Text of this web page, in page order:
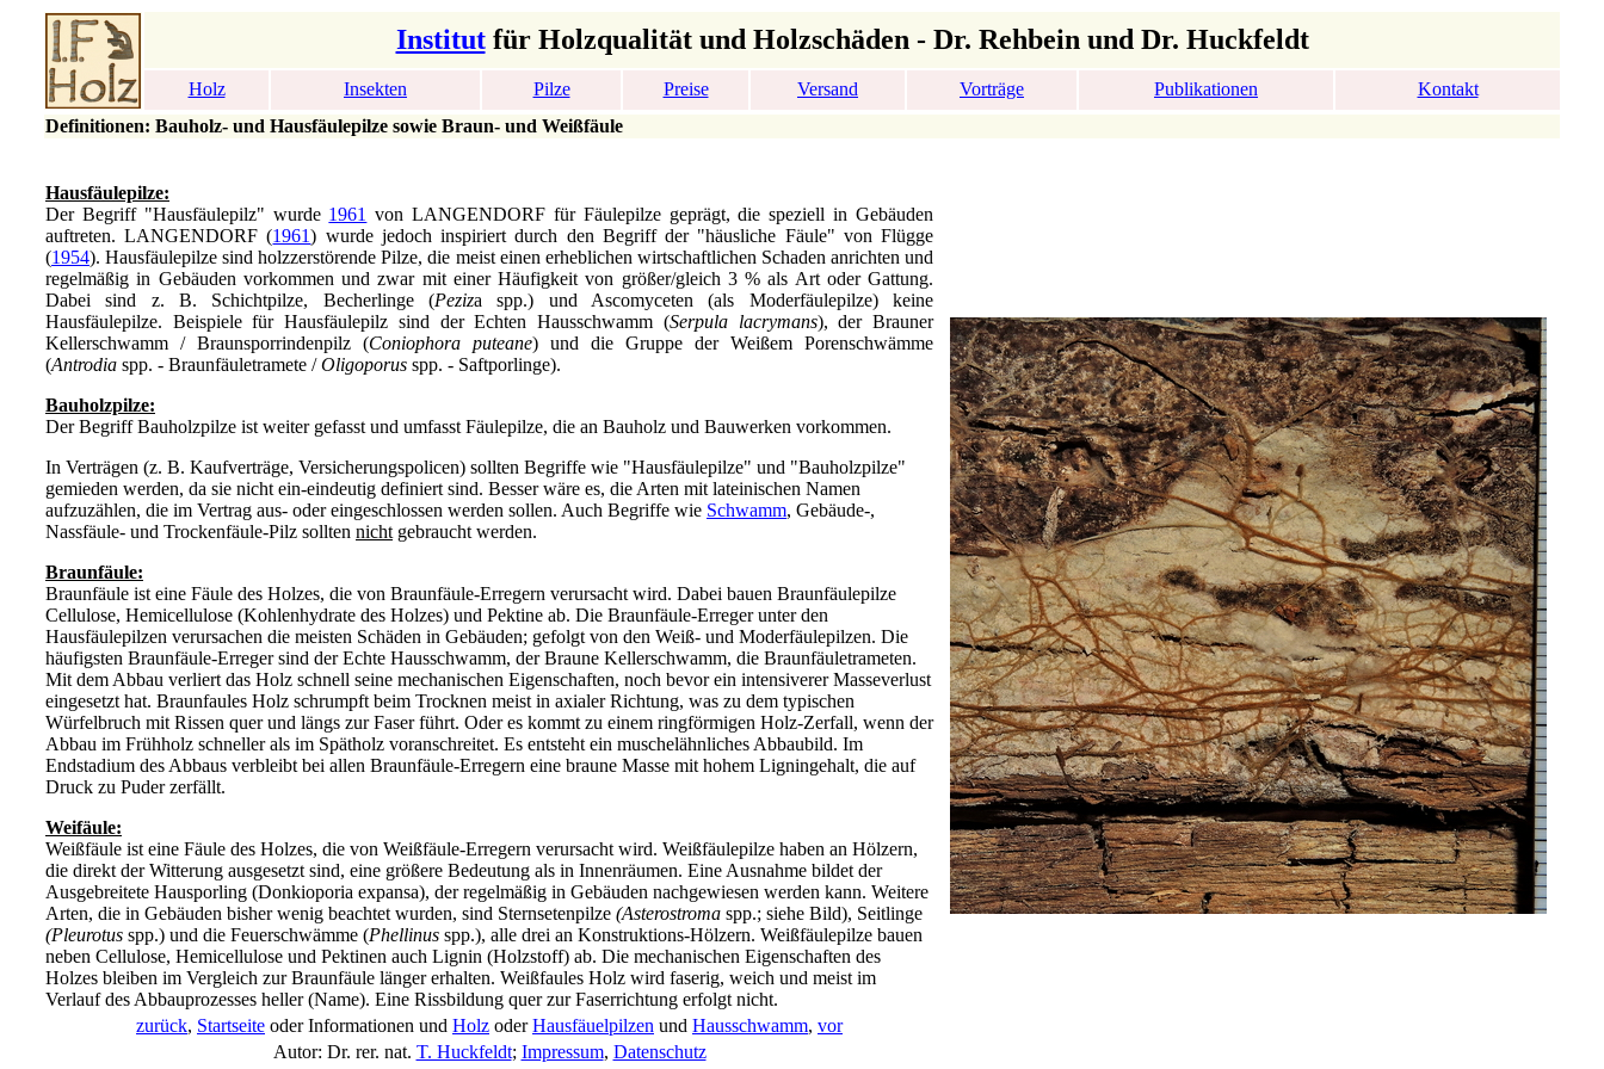
Institutfür Holzqualität und Holzschäden - Dr. Rehbein und Dr. Huckfeldt
Holz Insekten Pilze Preise Versand Vorträge Publikationen
Kontakt
Definitionen: Bauholz- und Hausfäulepilze sowie Braun- und Weißfäule
Hausfäulepilze:
Der Begriff "Hausfäulepilz" wurde 1961 von LANGENDORF für Fäulepilze geprägt, die speziell in Gebäuden
auftreten. LANGENDORF (1961) wurde jedoch inspiriert durch den Begriff der "häusliche Fäule" von Flügge
(1954). Hausfäulepilze sind holzzerstörende Pilze, die meist einen erheblichen wirtschaftlichen Schaden anrichten und
regelmäßig in Gebäuden vorkommen und zwar mit einer Häufigkeit von größer/gleich 3 % als Art oder Gattung.
Dabei sind z. B. Schichtpilze, Becherlinge (Peziza spp.) und Ascomyceten (als Moderfäulepilze) keine
Hausfäulepilze. Beispiele für Hausfäulepilz sind der Echten Hausschwamm (Serpula lacrymans), der Brauner
Kellerschwamm / Braunsporrindenpilz (Coniophora puteane) und die Gruppe der Weißem Porenschwämme
(Antrodia spp. - Braunfäuletramete /Oligoporus spp. - Saftporlinge).
Bauholzpilze:
Der Begriff Bauholzpilze ist weiter gefasst und umfasst Fäulepilze, die an Bauholz und Bauwerken vorkommen.
In Verträgen (z. B. Kaufverträge, Versicherungspolicen) sollten Begriffe wie "Hausfäulepilze" und "Bauholzpilze"
gemieden werden, da sie nicht ein-eindeutig definiert sind. Besser wäre es, die Arten mit lateinischen Namen
aufzuzählen, die im Vertrag aus- oder eingeschlossen werden sollen. Auch Begriffe wie Schwamm, Gebäude-,
Nassfäule- und Trockenfäule-Pilz sollten nicht gebraucht werden.
Braunfäule:
Braunfäule ist eine Fäule des Holzes, die von Braunfäule-Erregern verursacht wird. Dabei bauen Braunfäulepilze
Cellulose, Hemicellulose (Kohlenhydrate des Holzes) und Pektine ab. Die Braunfäule-Erreger unter den
Hausfäulepilzen verursachen die meisten Schäden in Gebäuden; gefolgt von den Weiß- und Moderfäulepilzen. Die
häufigsten Braunfäule-Erreger sind der Echte Hausschwamm, der Braune Kellerschwamm, die Braunfäuletrameten.
Mit dem Abbau verliert das Holz schnell seine mechanischen Eigenschaften, noch bevor ein intensiverer Masseverlust
eingesetzt hat. Braunfaules Holz schrumpft beim Trocknen meist in axialer Richtung, was zu dem typischen
Würfelbruch mit Rissen quer und längs zur Faser führt. Oder es kommt zu einem ringförmigen Holz-Zerfall, wenn der
Abbau im Frühholz schneller als im Spätholz voranschreitet. Es entsteht ein muschelähnliches Abbaubild. Im
Endstadium des Abbaus verbleibt bei allen Braunfäule-Erregern eine braune Masse mit hohem Ligningehalt, die auf
Druck zu Puder zerfällt.
Weifäule:
Weißfäule ist eine Fäule des Holzes, die von Weißfäule-Erregern verursacht wird. Weißfäulepilze haben an Hölzern,
die direkt der Witterung ausgesetzt sind, eine größere Bedeutung als in Innenräumen. Eine Ausnahme bildet der
Ausgebreitete Hausporling (Donkioporia expansa), der regelmäßig in Gebäuden nachgewiesen werden kann. Weitere
Arten, die in Gebäuden bisher wenig beachtet wurden, sind Sternsetenpilze (Asterostroma spp.; siehe Bild), Seitlinge
(Pleurotus spp.) und die Feuerschwämme (Phellinus spp.), alle drei an Konstruktions-Hölzern. Weißfäulepilze bauen
neben Cellulose, Hemicellulose und Pektinen auch Lignin (Holzstoff) ab. Die mechanischen Eigenschaften des
Holzes bleiben im Vergleich zur Braunfäule länger erhalten. Weißfaules Holz wird faserig, weich und meist im
Verlauf des Abbauprozesses heller (Name). Eine Rissbildung quer zur Faserrichtung erfolgt nicht.
zurück, Startseite oder Informationen und Holz oderHausfäuelpilzen und Hausschwamm, vor
Autor: Dr. rer. nat. T. Huckfeldt; Impressum, Datenschutz